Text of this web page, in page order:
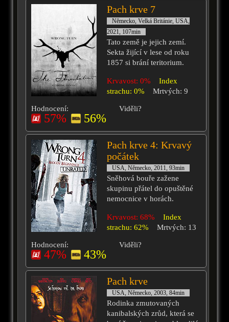
Pach krve 7
Německo, Velká Británie, USA,
2021, 107min
Tato země je jejich zemí.
Sekta žijící v lese od roku
1857 si brání teritorium.
Krvavost: 0%
Index
strachu: 0%
Mrtvých: 9
Hodnocení:
57% 56%
Viděli?
Pach krve 4: Krvavý
počátek
USA, Německo, 2011, 93min
Sněhová bouře zažene
skupinu přátel do opuštěné
nemocnice v horách.
Krvavost: 68%
Index
strachu: 62%
Mrtvých: 13
Hodnocení:
47% 43%
Viděli?
Pach krve
USA, Německo, 2003, 84min
Rodinka zmutovaných
kanibalských zrůd, která se